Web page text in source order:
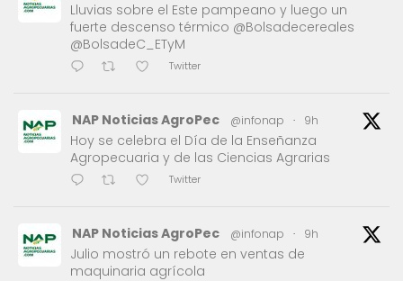
Lluvias sobre el Este pampeano y luego un
fuerte descenso térmico @Bolsadecereales
@BolsadeC_ETyM
Twitter
NAP Noticias AgroPec @infonap · 9h
Hoy se celebra el Día de la Enseñanza
Agropecuaria y de las Ciencias Agrarias
Twitter
NAP Noticias AgroPec @infonap · 9h
Julio mostró un rebote en ventas de
maquinaria agrícola